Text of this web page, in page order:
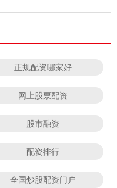
正规配资哪家好
网上股票配资
股市融资
配资排行
全国炒股配资门户